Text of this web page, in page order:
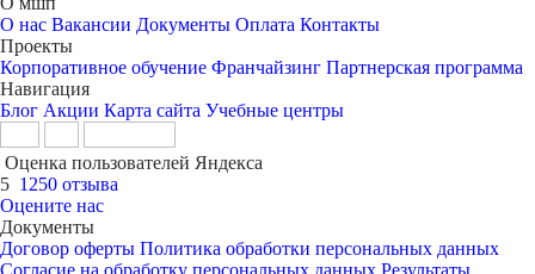
О нас Вакансии Документы Оплата Контакты
Проекты
Корпоративное обучение Франчайзинг Партнерская программа
Навигация
Блог Акции Карта сайта Учебные центры
Оценка пользователей Яндекса
5 1250 отзыва
Оцените нас
Документы
Договор оферты Политика обработки персональных данных
Согласие на обработку персональных данных Результаты